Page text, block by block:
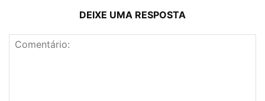
DEIXE UMA RESPOSTA